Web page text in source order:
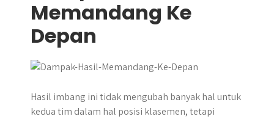
Memandang Ke
Depan
Hasil imbang ini tidak mengubah banyak hal untuk
kedua tim dalam hal posisi klasemen, tetapi